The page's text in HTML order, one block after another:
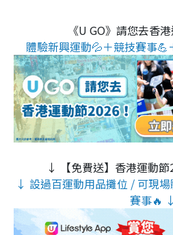
《U GO》請您去香
體驗新興運動💦＋競技賽事💪
↓ 【免費送】香港運動
↓ 設過百運動用品攤位 / 可現
賽事🔥 ↓